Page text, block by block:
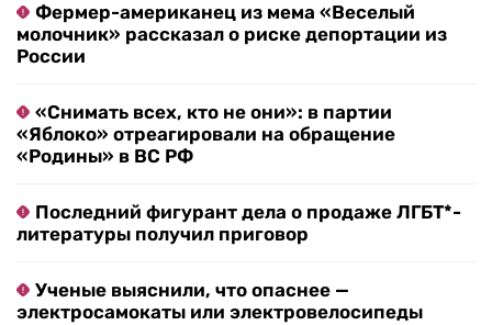
Фермер-американец из мема «Веселый
молочник» рассказал о риске депортации из
России
«Снимать всех, кто не они»: в партии
«Яблоко» отреагировали на обращение
«Родины» в ВС РФ
Последний фигурант дела о продаже ЛГБТ*-
литературы получил приговор
Ученые выяснили, что опаснее —
электросамокаты или электровелосипеды